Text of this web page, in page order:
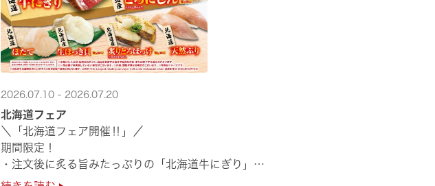
2026.07.10 - 2026.07.20
北海道フェア
＼「北海道フェア開催‼」／
期間限定！
・注文後に炙る旨みたっぷりの「北海道牛にぎり」
・濃厚な甘みの「北海道ほたて」